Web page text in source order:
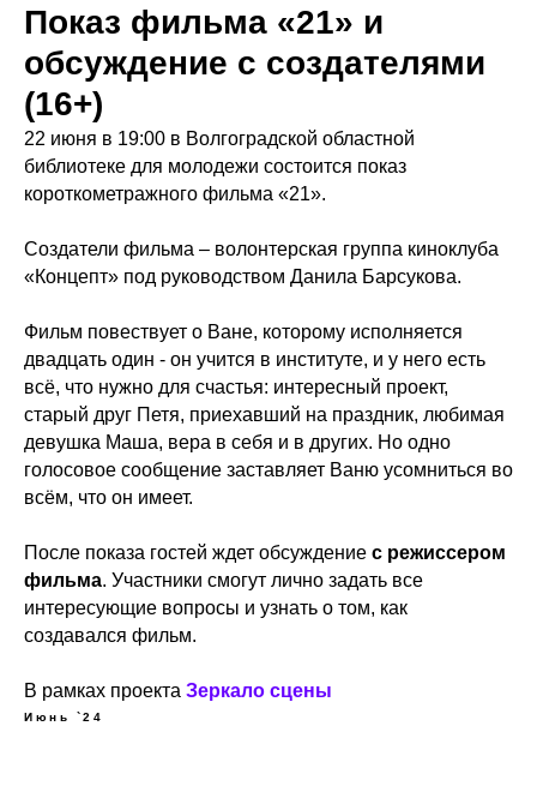
Показ фильма «21» и
обсуждение с создателями
(16+)
22 июня в 19:00 в Волгоградской областной
библиотеке для молодежи состоится показ
короткометражного фильма «21».
Создатели фильма – волонтерская группа киноклуба
«Концепт» под руководством Данила Барсукова.
Фильм повествует о Ване, которому исполняется
двадцать один - он учится в институте, и у него есть
всё, что нужно для счастья: интересный проект,
старый друг Петя, приехавший на праздник, любимая
девушка Маша, вера в себя и в других. Но одно
голосовое сообщение заставляет Ваню усомниться во
всём, что он имеет.
После показа гостей ждет обсуждение с режиссером
фильма. Участники смогут лично задать все
интересующие вопросы и узнать о том, как
создавался фильм.
В рамках проекта Зеркало сцены
Июнь `24